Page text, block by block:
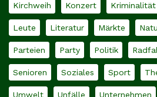
Kirchweih Konzert Kriminalität
Leute Literatur Märkte
Parteien Party Politik
Senioren Soziales Sport
Umwelt Unfälle Unternehmen